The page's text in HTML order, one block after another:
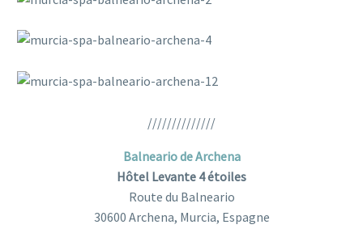
//////////////
Balneario de Archena
Hôtel Levante 4 étoiles
Route du Balneario
30600 Archena, Murcia, Espagne